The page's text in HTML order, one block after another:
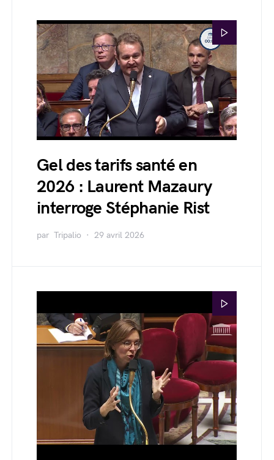
Gel des tarifs santé en
2026 : Laurent Mazaury
interroge Stéphanie Rist
par Tripalio 29 avril 2026